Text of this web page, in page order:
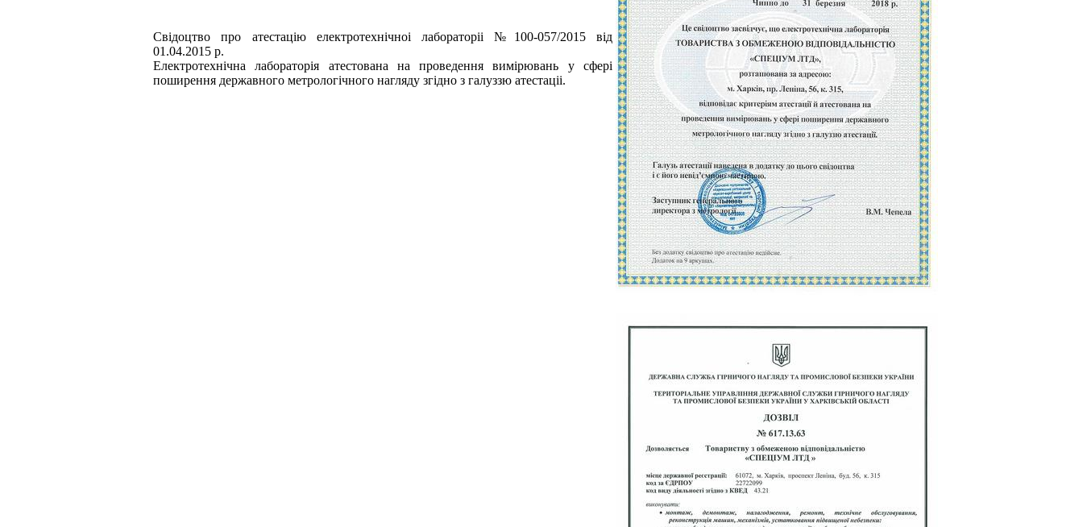
Свiдоцтво про атестацiю електротехнiчноi лабораторii №100-057/2015 вiд
01.04.2015 р.
Електротехнiчна лабораторiя атестована на проведення вимiрювань у сферi
поширення державного метрологiчного нагляду згiдно з галуззю атестацii.